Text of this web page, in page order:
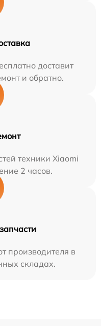
доставит
и обратно.
техники Xiaomi
2 часов.
производителя в
складах.